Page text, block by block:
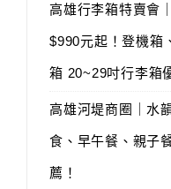
高雄行李箱特賣會
$990元起！登機箱
箱 20~29吋行李箱
高雄河堤商圈｜水
食、早午餐、親子
薦！